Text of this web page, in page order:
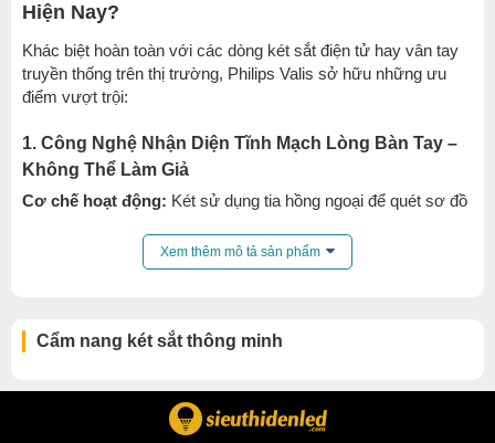
Hiện Nay?
Khác biệt hoàn toàn với các dòng két sắt điện tử hay vân tay
truyền thống trên thị trường, Philips Valis sở hữu những ưu
điểm vượt trội:
1. Công Nghệ Nhận Diện Tĩnh Mạch Lòng Bàn Tay –
Không Thể Làm Giả
Cơ chế hoạt động: Két sử dụng tia hồng ngoại để quét sơ đồ
Bảo mật tuyệt đối:Hệ thống tĩnh mạch là độc bản và chỉ có
thể nhận diện trêncơ thể sống. Điều này loại bỏ hoàn toàn
Tiện lợi tối đa:Nhận diện chính xác ngay cả khi tay bạn bị
mờ.
Xem thêm mô tả sản phẩm
Cẩm nang két sắt thông minh